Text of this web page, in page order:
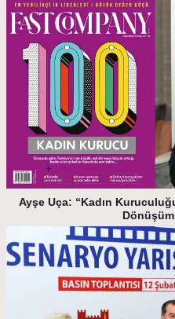
Ayşe Uça: “Kadın